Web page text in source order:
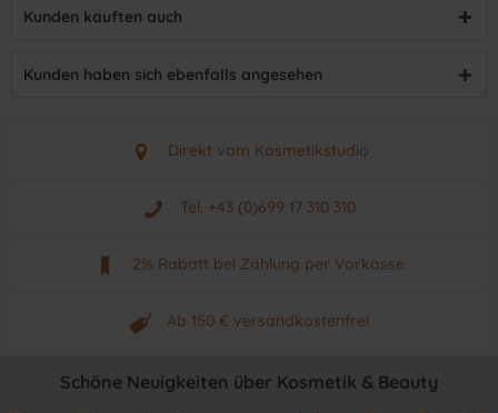
Kunden kauften auch
Kunden haben sich ebenfalls angesehen
Direkt vom Kosmetikstudio
Aus Graz - Österreich
Tel. +43 (0)699 17 310 310
Mo - Fr. von 9 - 17 Uhr
2% Rabatt bei Zahlung per Vorkasse
Neuwertiges & aktuelles Produkt
Ab 150 € versandkostenfrei
Originalprodukt vom Hersteller
Schöne Neuigkeiten über Kosmetik & Beauty